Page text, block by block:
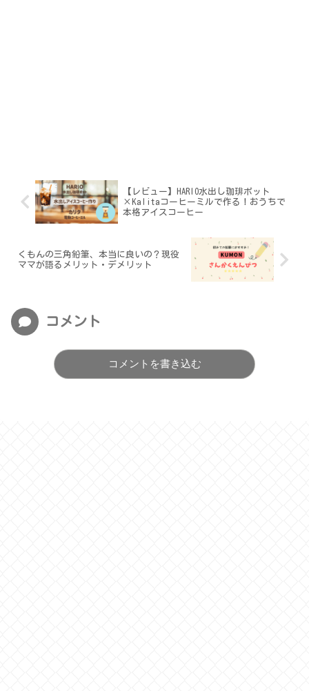
【レビュー】HARIO水出し珈琲ポット
×Kalitaコーヒーミルで作る！おうちで
本格アイスコーヒー
くもんの三角鉛筆、本当に良いの？現役
ママが語るメリット・デメリット
コメント
コメントを書き込む